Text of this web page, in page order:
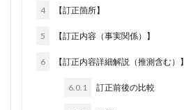
4 【訂正箇所】
5 【訂正内容（事実関係）】
6 【訂正内容詳細解説（推測含む）】
6.0.1 訂正前後の比較